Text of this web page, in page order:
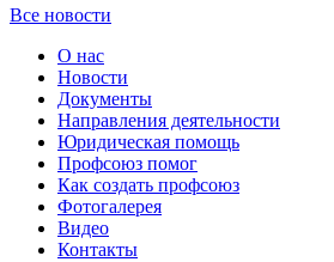
Все новости
О нас
Новости
Документы
Направления деятельности
Юридическая помощь
Профсоюз помог
Как создать профсоюз
Фотогалерея
Видео
Контакты